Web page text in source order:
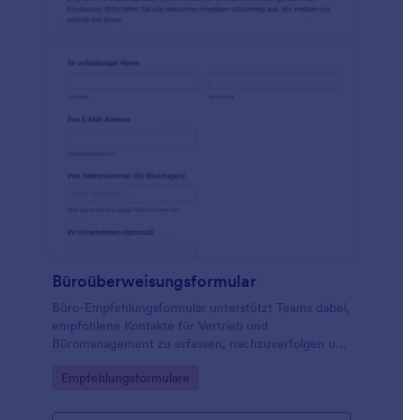
Büroüberweisungsformular
Büro-Empfehlungsformular unterstützt Teams dabei,
empfohlene Kontakte für Vertrieb und
Büromanagement zu erfassen, nachzuverfolgen und
zu organisieren.
Go to Category:
Empfehlungsformulare